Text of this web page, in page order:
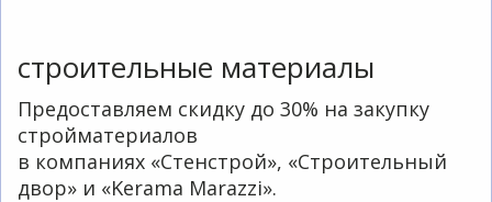
строительные материалы
Предоставляем скидку до 30% на закупку
стройматериалов
в компаниях «Стенстрой», «Строительный
двор» и «Kerama Marazzi».